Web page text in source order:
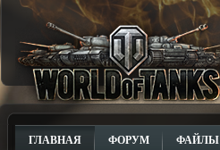
ГЛАВНАЯ ФОРУМ ФАЙЛЫ